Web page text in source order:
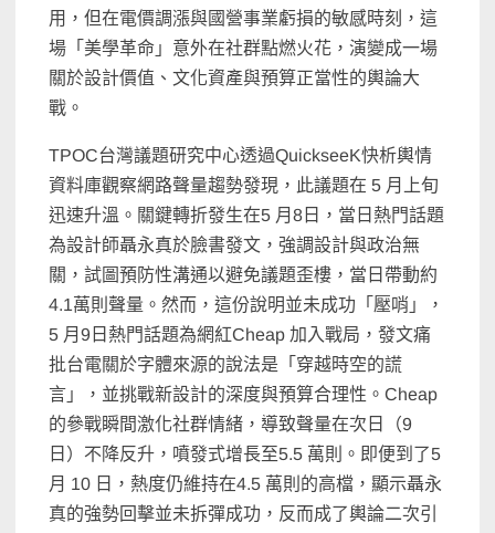
用，但在電價調漲與國營事業虧損的敏感時刻，這
場「美學革命」意外在社群點燃火花，演變成一場
關於設計價值、文化資產與預算正當性的輿論大
戰。
TPOC台灣議題研究中心透過QuickseeK快析輿情
資料庫觀察網路聲量趨勢發現，此議題在 5 月上旬
迅速升溫。關鍵轉折發生在5 月8日，當日熱門話題
為設計師聶永真於臉書發文，強調設計與政治無
關，試圖預防性溝通以避免議題歪樓，當日帶動約
4.1萬則聲量。然而，這份說明並未成功「壓哨」，
5 月9日熱門話題為網紅Cheap 加入戰局，發文痛
批台電關於字體來源的說法是「穿越時空的謊
言」，並挑戰新設計的深度與預算合理性。Cheap
的參戰瞬間激化社群情緒，導致聲量在次日（9
日）不降反升，噴發式增長至5.5 萬則。即便到了5
月 10 日，熱度仍維持在4.5 萬則的高檔，顯示聶永
真的強勢回擊並未拆彈成功，反而成了輿論二次引